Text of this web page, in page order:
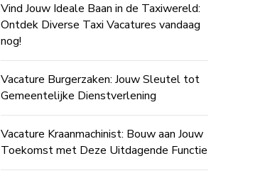
Vind Jouw Ideale Baan in de Taxiwereld:
Ontdek Diverse Taxi Vacatures vandaag
nog!
Vacature Burgerzaken: Jouw Sleutel tot
Gemeentelijke Dienstverlening
Vacature Kraanmachinist: Bouw aan Jouw
Toekomst met Deze Uitdagende Functie